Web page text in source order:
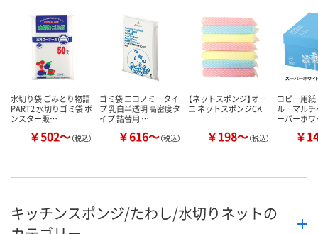
数量
カゴへ カゴへ カ
水切り袋 ごみとり物語
PART2 水切りゴミ袋 ボ
ンスター販…
￥502～（税込）
ゴミ袋 エコノミータイ
プ 乳白半透明 高密度タ
イプ 詰替用 …
￥616～（税込）
【ネットスポンジ】オー
エ ネットスポンジCK
￥198～（税込）
コピー用
ル マルチ
ーパーホワ
￥
キッチンスポンジ/たわし/水切りネットの